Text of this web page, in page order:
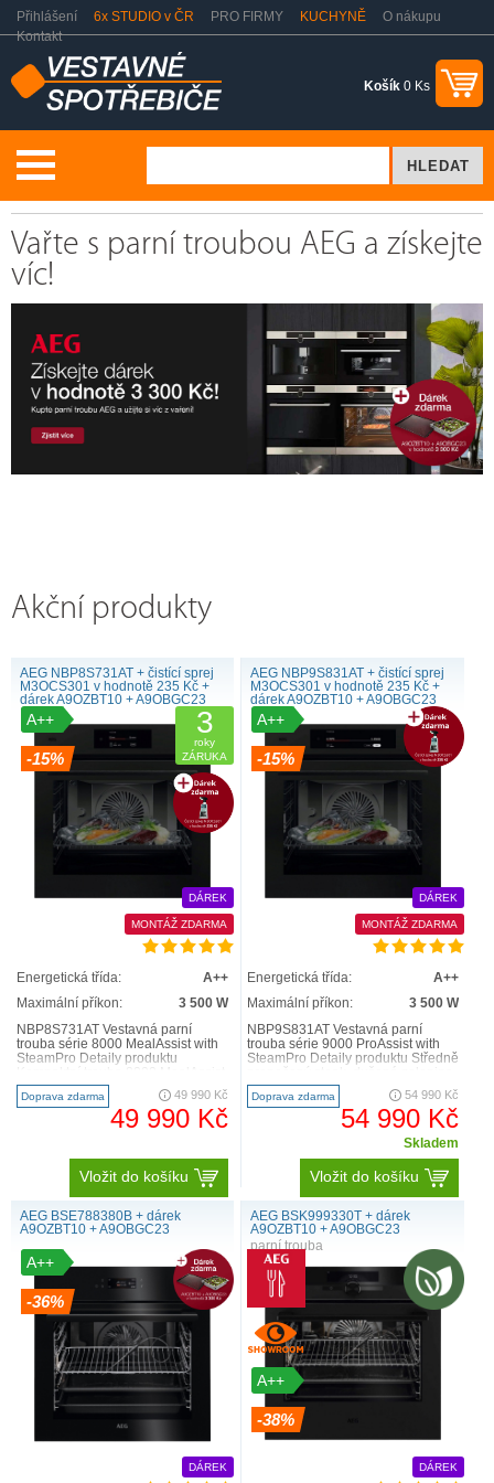
Přihlášení 6x STUDIO v ČR PRO FIRMY KUCHYNĚ
O nákupu
Kontakt
Košík 0 Ks
Vařte s parní troubou AEG a získejte
víc!
Akční produkty
AEG NBP8S731AT + čistící sprej
M3OCS301 v hodnotě 235 Kč +
dárek A9OZBT10 + A9OBGC23
A++
-15%
3
roky
ZÁRUKA
DÁREK
MONTÁŽ ZDARMA
Energetická třída:
A++
Maximální příkon:
3 500 W
NBP8S731AT Vestavná parní
trouba série 8000 MealAssist with
SteamPro Detaily produktu
Kompaktní trouba 8000 MealAssist
s funkcí SteamPro vám po..
Doprava zdarma 49 990 Kč
49 990 Kč
Vložit do košíku
AEG NBP9S831AT + čistící sprej
M3OCS301 v hodnotě 235 Kč +
dárek A9OZBT10 + A9OBGC23
A++
-15%
DÁREK
MONTÁŽ ZDARMA
Energetická třída:
A++
Maximální příkon:
3 500 W
NBP9S831AT Vestavná parní
trouba série 9000 ProAssist with
SteamPro Detaily produktu Středně
propečený steak, dušená zelenina
nebo ryba? Ať je ..
Doprava zdarma 54 990 Kč
54 990 Kč
Skladem
Vložit do košíku
AEG BSE788380B + dárek
A9OZBT10 + A9OBGC23
A++
-36%
DÁREK
AEG BSK999330T + dárek
A9OZBT10 + A9OBGC23
parní trouba
A++
-38%
DÁREK